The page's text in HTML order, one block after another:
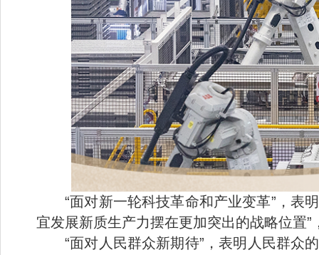
“面对新一轮科技革命和产业变革”，表
宜发展新质生产力摆在更加突出的战略位置
“面对人民群众新期待”，表明人民群众